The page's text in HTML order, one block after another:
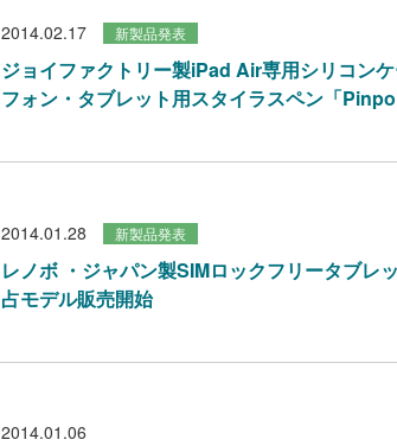
2014.02.17 新製品発表
ジョイファクトリー製iPad Air専用シリコ
フォン・タブレット用スタイラスペン「
2014.01.28 新製品発表
レノボ ・ジャパン製SIMロックフリータブレ
占モデル販売開始
2014.01.06